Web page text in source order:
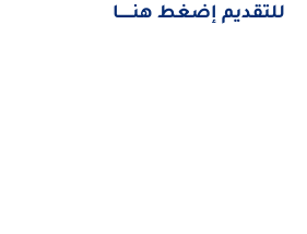
للتقديم إضغط هنــــــا